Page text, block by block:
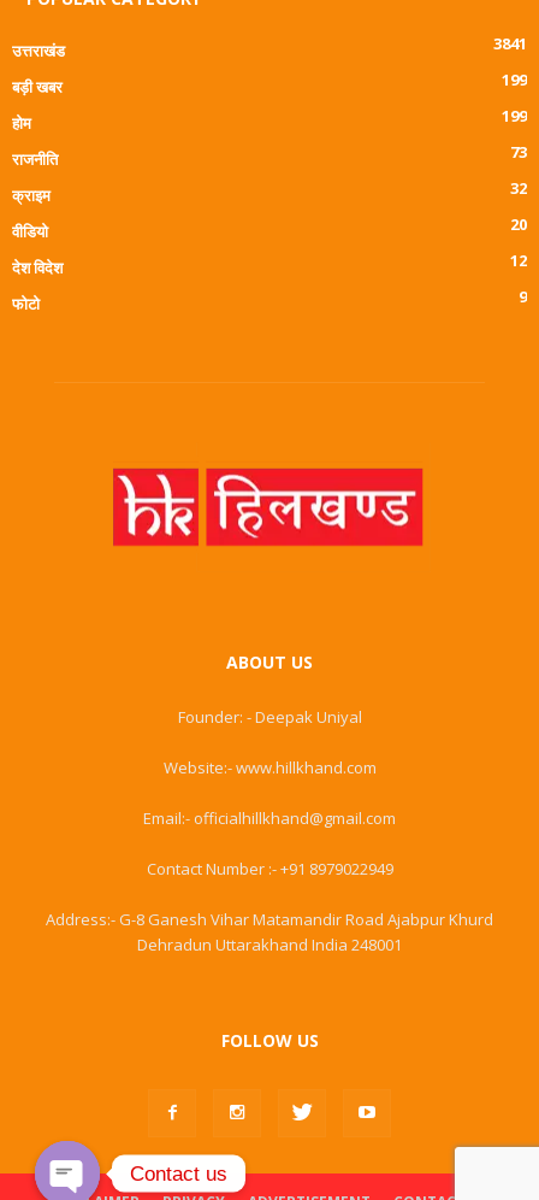
उत्तराखंड
3841
बड़ी खबर
199
होम
199
राजनीति
73
क्राइम
32
वीडियो
20
देश विदेश
12
फोटो
9
ABOUT US
Founder: - Deepak Uniyal
Website:- www.hillkhand.com
Email:- officialhillkhand@gmail.com
Contact Number :- +91 8979022949
Address:- G-8 Ganesh Vihar Matamandir Road Ajabpur Khurd
Dehradun Uttarakhand India 248001
FOLLOW US
Contact us